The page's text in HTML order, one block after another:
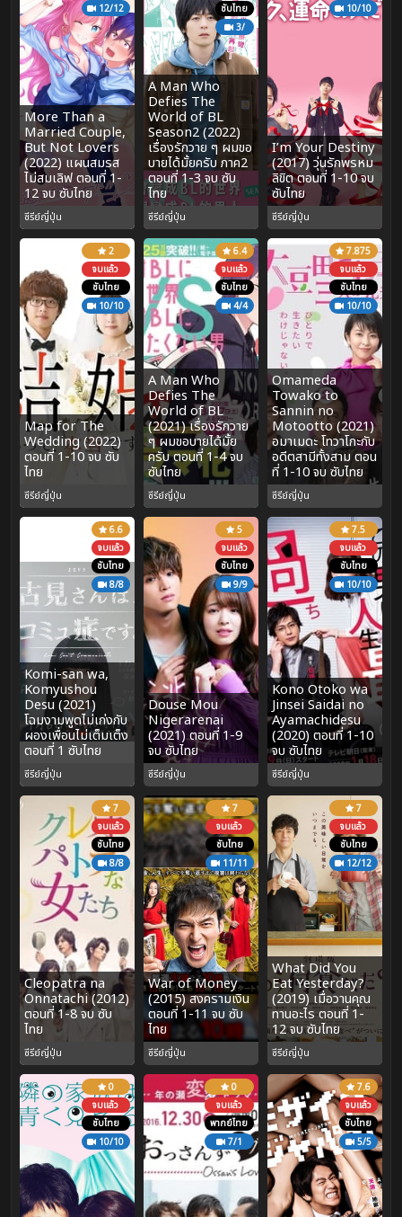
12/12
More Than a
Married Couple,
But Not Lovers
(2022) แผนสมรส
ไม่สมเลิฟ ตอนที่ 1-
12 จบ ซับไทย
ซีรีย์ญี่ปุ่น
ซับไทย
3/
A Man Who
Defies The
World of BL
Season2 (2022)
เรื่องรักวาย ๆ ผมขอ
บายได้มั้ยครับ ภาค2
ตอนที่ 1-3 จบ ซับ
ไทย
ซีรีย์ญี่ปุ่น
10/10
I’m Your Destiny
(2017) วุ่นรักพรหม
ลิขิต ตอนที่ 1-10 จบ
ซับไทย
ซีรีย์ญี่ปุ่น
2
จบแล้ว
ซับไทย
10/10
Map for The
Wedding (2022)
ตอนที่ 1-10 จบ ซับ
ไทย
ซีรีย์ญี่ปุ่น
6.4
จบแล้ว
ซับไทย
4/4
A Man Who
Defies The
World of BL
(2021) เรื่องรักวาย
ๆ ผมขอบายได้มั้ย
ครับ ตอนที่ 1-4 จบ
ซับไทย
ซีรีย์ญี่ปุ่น
7.875
จบแล้ว
ซับไทย
10/10
Omameda
Towako to
Sannin no
Motootto (2021)
อมาเมดะ โทวาโกะกับ
อดีตสามีทั้งสาม ตอน
ที่ 1-10 จบ ซับไทย
ซีรีย์ญี่ปุ่น
6.6
จบแล้ว
ซับไทย
8/8
Komi-san wa,
Komyushou
Desu (2021)
โฉมงามพูดไม่เก่งกับ
ผองเพื่อนไม่เต็มเต็ง
ตอนที่ 1 ซับไทย
ซีรีย์ญี่ปุ่น
5
จบแล้ว
ซับไทย
9/9
Douse Mou
Nigerarenai
(2021) ตอนที่ 1-9
จบ ซับไทย
ซีรีย์ญี่ปุ่น
7.5
จบแล้ว
ซับไทย
10/10
Kono Otoko wa
Jinsei Saidai no
Ayamachidesu
(2020) ตอนที่ 1-10
จบ ซับไทย
ซีรีย์ญี่ปุ่น
7
จบแล้ว
ซับไทย
8/8
Cleopatra na
Onnatachi (2012)
ตอนที่ 1-8 จบ ซับ
ไทย
ซีรีย์ญี่ปุ่น
7
จบแล้ว
ซับไทย
11/11
War of Money
(2015) สงครามเงิน
ตอนที่ 1-11 จบ ซับ
ไทย
ซีรีย์ญี่ปุ่น
7
จบแล้ว
ซับไทย
12/12
What Did You
Eat Yesterday?
(2019) เมื่อวานคุณ
ทานอะไร ตอนที่ 1-
12 จบ ซับไทย
ซีรีย์ญี่ปุ่น
0
จบแล้ว
ซับไทย
10/10
0
จบแล้ว
พากย์ไทย
7/1
7.6
จบแล้ว
ซับไทย
5/5